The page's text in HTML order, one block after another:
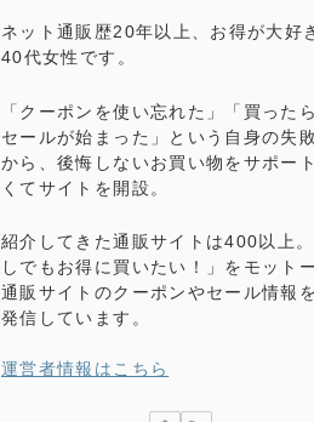
ネット通販歴20年以上、お得が大好
40代女性です。
「クーポンを使い忘れた」「買った
セールが始まった」という自身の失
から、後悔しないお買い物をサポー
くてサイトを開設。
紹介してきた通販サイトは400以上
しでもお得に買いたい！」をモットー
通販サイトのクーポンやセール情報
発信しています。
運営者情報はこちら